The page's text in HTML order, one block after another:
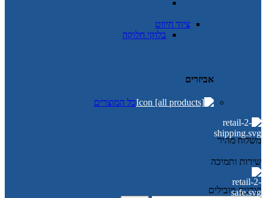
ציוד חיווט
בלוקי חלוקה
אביזרים
כל המוצרים
משלוח מהיר
שירות ותמיכה
יצרנים מובילים